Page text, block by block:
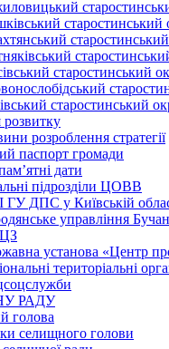
старостинський
старостинський
старостинський
розвитку
розроблення стратегії
паспорт громади
дати
підрозділи ЦОВВ
ГУ ДПС у Київській
управління
установа «Центр
територіальні
РАДУ
голова
селищного голови